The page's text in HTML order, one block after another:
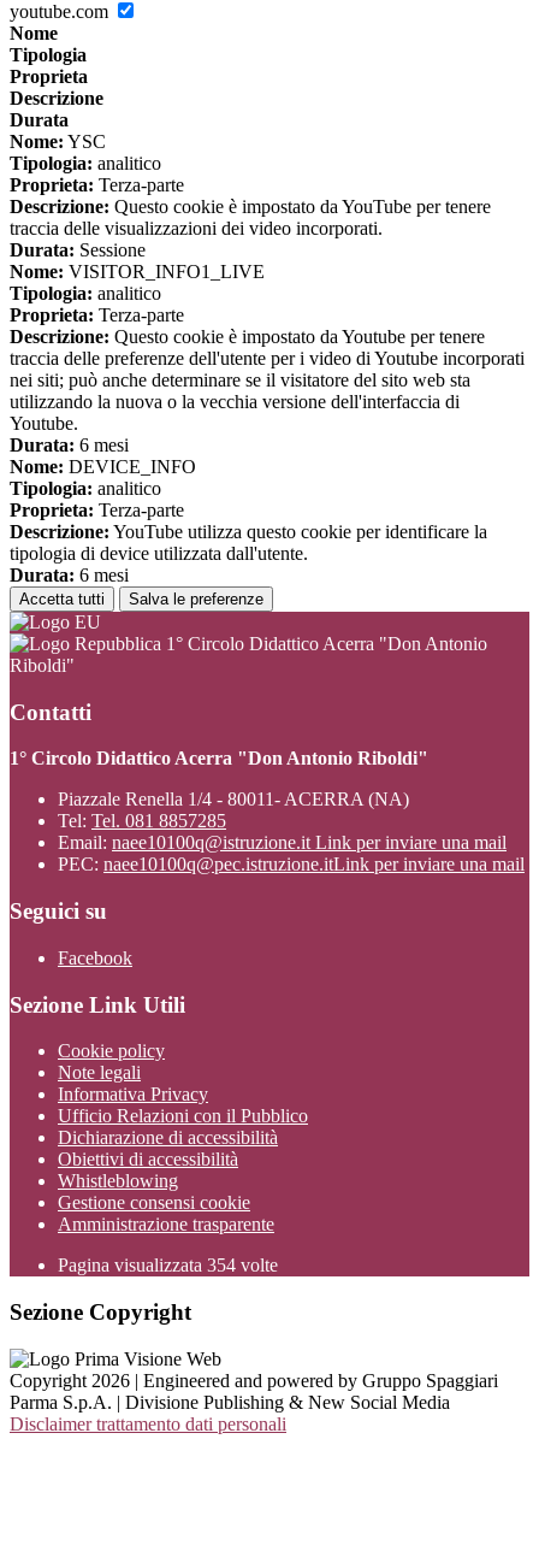
youtube.com
Nome
Tipologia
Proprieta
Descrizione
Durata
Nome: YSC
Tipologia: analitico
Proprieta: Terza-parte
Descrizione: Questo cookie è impostato da YouTube per tenere
traccia delle visualizzazioni dei video incorporati.
Durata: Sessione
Nome: VISITOR_INFO1_LIVE
Tipologia: analitico
Proprieta: Terza-parte
Descrizione: Questo cookie è impostato da Youtube per tenere
traccia delle preferenze dell'utente per i video di Youtube incorporati
nei siti; può anche determinare se il visitatore del sito web sta
utilizzando la nuova o la vecchia versione dell'interfaccia di
Youtube.
Durata: 6 mesi
Nome: DEVICE_INFO
Tipologia: analitico
Proprieta: Terza-parte
Descrizione: YouTube utilizza questo cookie per identificare la
tipologia di device utilizzata dall'utente.
Durata: 6 mesi
Accetta tutti Salva le preferenze
1° Circolo Didattico Acerra "Don Antonio
Riboldi"
Contatti
1° Circolo Didattico Acerra "Don Antonio Riboldi"
Piazzale Renella 1/4 - 80011- ACERRA (NA)
Tel: Tel. 081 8857285
Email: naee10100q@istruzione.itLink per inviare una mail
PEC: naee10100q@pec.istruzione.itLink per inviare una mail
Seguici su
Facebook
Sezione Link Utili
Cookie policy
Note legali
Informativa Privacy
Ufficio Relazioni con il Pubblico
Dichiarazione di accessibilità
Obiettivi di accessibilità
Whistleblowing
Gestione consensi cookie
Amministrazione trasparente
Pagina visualizzata 354 volte
Sezione Copyright
Copyright 2026 | Engineered and powered by Gruppo Spaggiari
Parma S.p.A. | Divisione Publishing & New Social Media
Disclaimer trattamento dati personali